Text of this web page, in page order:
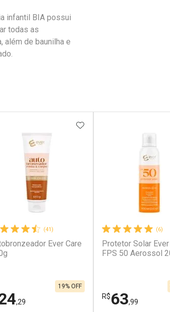
infantil BIA possui
todas as
além de baunilha e
AOS FAVORITOS
(41)
Ever Care
,29
19% OFF
ADICIONAR AOS
(6)
Protetor Solar Ever
FPS 50 Aerossol
R$63,99